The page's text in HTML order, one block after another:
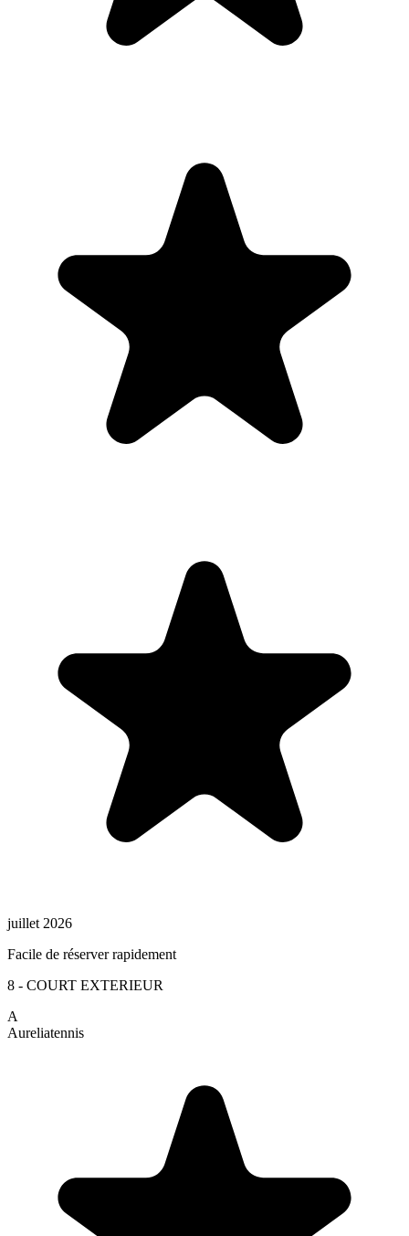
juillet 2026
Facile de réserver rapidement
8 - COURT EXTERIEUR
A
Aureliatennis